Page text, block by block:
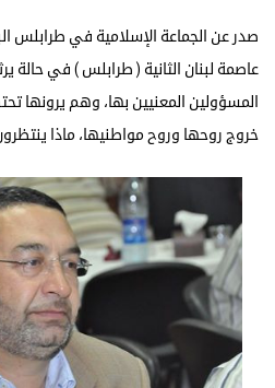
صدر عن الجماعة الإسلامية في طرابلس
عاصمة لبنان الثانية ( طرابلس ) في حالة
المسؤولين المعنيين بها، وهم يرونها
خروج روحها وروح مواطنيها، ماذا